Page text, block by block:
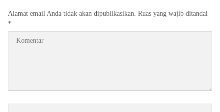
Alamat email Anda tidak akan dipublikasikan. Ruas yang wajib ditandai
*